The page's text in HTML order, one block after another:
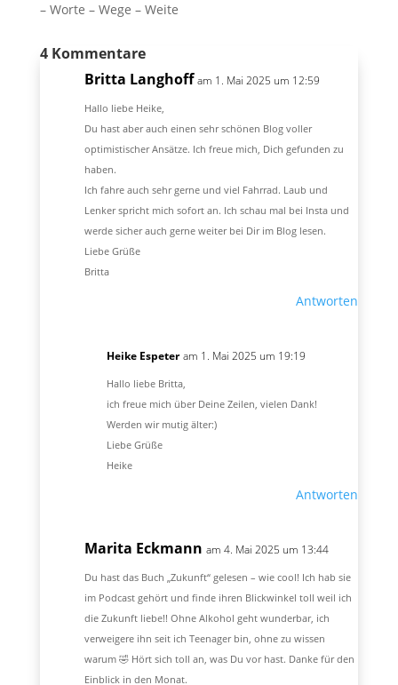
– Worte – Wege – Weite
4 Kommentare
Britta Langhoff am 1. Mai 2025 um 12:59
Hallo liebe Heike,
Du hast aber auch einen sehr schönen Blog voller
optimistischer Ansätze. Ich freue mich, Dich gefunden zu
haben.
Ich fahre auch sehr gerne und viel Fahrrad. Laub und
Lenker spricht mich sofort an. Ich schau mal bei Insta und
werde sicher auch gerne weiter bei Dir im Blog lesen.
Liebe Grüße
Britta
Antworten
Heike Espeter am 1. Mai 2025 um 19:19
Hallo liebe Britta,
ich freue mich über Deine Zeilen, vielen Dank!
Werden wir mutig älter:)
Liebe Grüße
Heike
Antworten
Marita Eckmann am 4. Mai 2025 um 13:44
Du hast das Buch „Zukunft“ gelesen – wie cool! Ich hab sie
im Podcast gehört und finde ihren Blickwinkel toll weil ich
die Zukunft liebe!! Ohne Alkohol geht wunderbar, ich
verweigere ihn seit ich Teenager bin, ohne zu wissen
warum 🤣 Hört sich toll an, was Du vor hast. Danke für den
Einblick in den Monat.